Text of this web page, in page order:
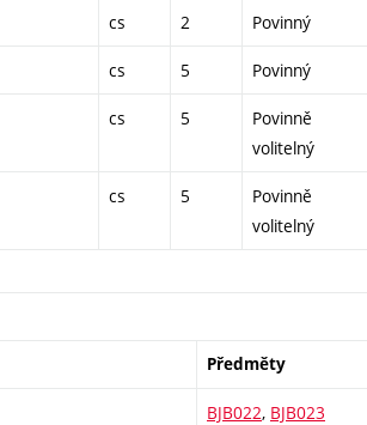
cs 2 Povinný
cs 5 Povinný
cs 5
Povinně
volitelný
cs 5
Povinně
volitelný
Předměty
BJB022, BJB023